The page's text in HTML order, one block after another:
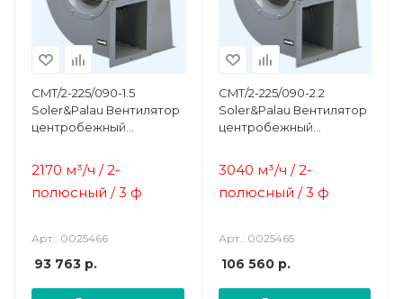
CMT/2-225/090-1.5
Soler&Palau Вентилятор
центробежный
2170 м³/ч / 2-
полюсный / 3 ф
Арт.: 0025466
93 763 р.
CMT/2-225/090-2.2
Soler&Palau Вентилятор
центробежный
3040 м³/ч / 2-
полюсный / 3 ф
Арт.: 0025465
106 560р.